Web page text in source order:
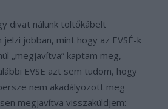
divat nálunk töltőkábelt
jelzi jobban, mint hogy az EVSÉ-k
„megjavítva” kaptam meg,
EVSE azt sem tudom, hogy
nem akadályozott meg
megjavítva visszaküldjem: